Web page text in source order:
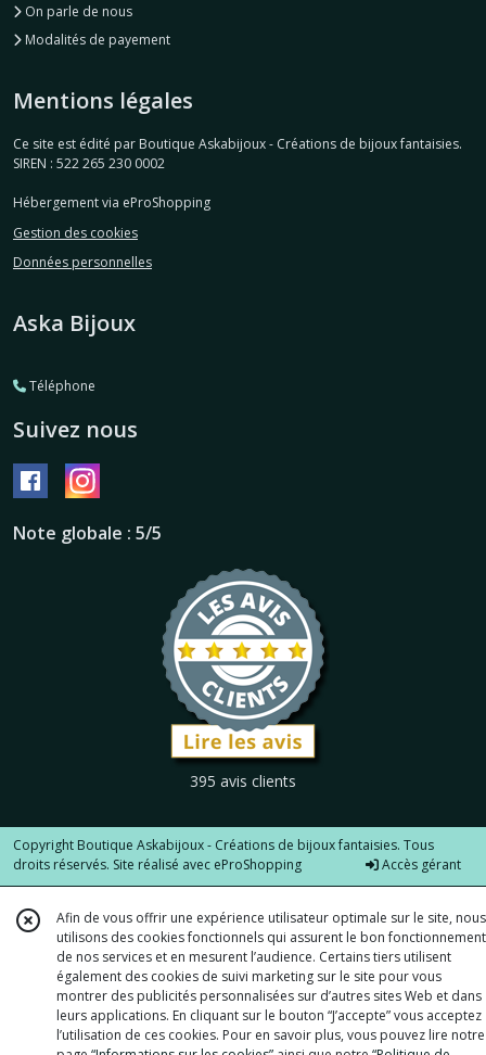
On parle de nous
Modalités de payement
Mentions légales
Ce site est édité par Boutique Askabijoux - Créations de bijoux fantaisies.
SIREN : 522 265 230 0002
Hébergement via eProShopping
Gestion des cookies
Données personnelles
Aska Bijoux
Téléphone
Suivez nous
Note globale : 5/5
395 avis clients
Copyright Boutique Askabijoux - Créations de bijoux fantaisies. Tous
droits réservés. Site réalisé avec eProShopping Accès gérant
Afin de vous offrir une expérience utilisateur optimale sur le site, nous
utilisons des cookies fonctionnels qui assurent le bon fonctionnement
de nos services et en mesurent l’audience. Certains tiers utilisent
également des cookies de suivi marketing sur le site pour vous
montrer des publicités personnalisées sur d’autres sites Web et dans
leurs applications. En cliquant sur le bouton “J’accepte” vous acceptez
l’utilisation de ces cookies. Pour en savoir plus, vous pouvez lire notre